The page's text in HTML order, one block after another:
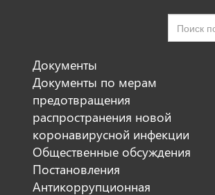
Документы
Документы по мерам
предотвращения
распространения новой
коронавирусной инфекции
Общественные обсуждения
Постановления
Антикоррупционная